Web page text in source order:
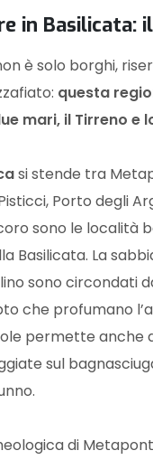
in Basilicata:
è solo borghi,
questa
mari, il Tirreno e
si stende tra
Porto degli
sono le località
Basilicata. La
sono circondati
che profumano
permette anche
sul
di